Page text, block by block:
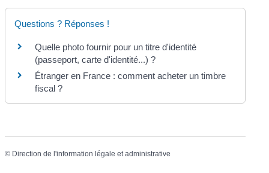
Questions ? Réponses !
Quelle photo fournir pour un titre d'identité
(passeport, carte d'identité...) ?
Étranger en France : comment acheter un timbre
fiscal ?
© Direction de l'information légale et administrative